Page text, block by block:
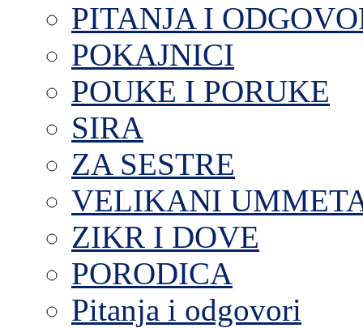
PITANJA I
POKAJNICI
POUKE I PORUKE
SIRA
ZA SESTRE
VELIKANI
ZIKR I DOVE
PORODICA
Pitanja i odgovori